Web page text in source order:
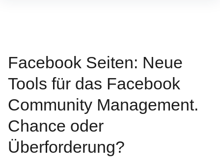
Facebook Seiten: Neue
Tools für das Facebook
Community Management.
Chance oder
Überforderung?